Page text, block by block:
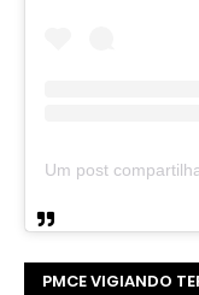
PMCE VIGIANDO